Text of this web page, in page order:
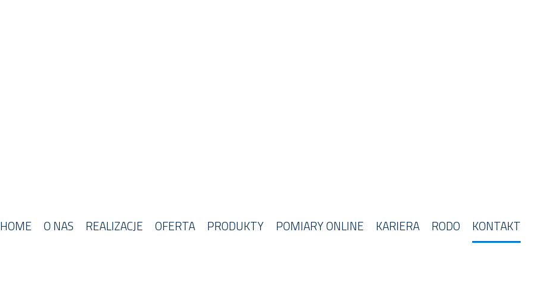
HOME O NAS REALIZACJE OFERTA PRODUKTY POMIARY ONLINE KARIERA RODO KONTAKT